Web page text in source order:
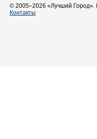
© 2005–2026 «Лучший
Контакты